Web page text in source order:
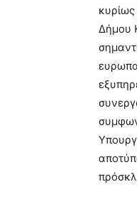
Δήμου